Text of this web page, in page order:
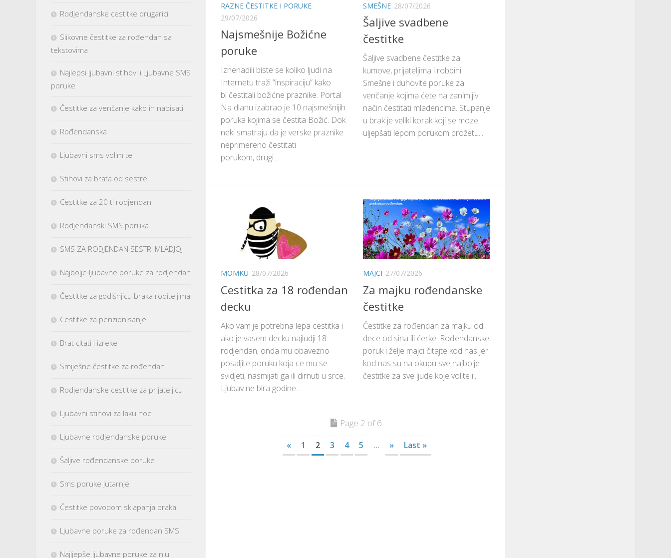
RAZNE ČESTITKE I PORUKE
29/07/2026
Najsmešnije Božićne
poruke
Iznenadili biste se koliko ljudi na
Internetu traži “inspiraciju” kako
bi čestitali božićne praznike. Portal
Na dlanu izabrao je 10 najsmešnijih
poruka kojima se čestita Božić. Dok
neki smatraju da je verske praznike
neprimereno čestitati
porukom, drugi...
SMEŠNE 28/07/2026
Šaljive svadbene
čestitke
Šaljive svadbene čestitke za
kumove, prijateljima i robbini.
Smešne i duhovite poruke za
venčanje kojima ćete na zanimljiv
način čestitati mladencima. Stupanje
u brak je veliki korak koji se moze
uljepšati lepom porukom prožetu...
MOMKU 28/07/2026
Cestitka za 18 rođendan
decku
Ako vam je potrebna lepa cestitka i
ako je vasem decku najludji 18
rodjendan, onda mu obavezno
posaljite poruku koja ce mu se
svidjeti, nasmijati ga ili dirnuti u srce.
Ljubav ne bira godine...
MAJCI 27/07/2026
Za majku rođendanske
čestitke
Čestitke za rođendan za majku od
dece od sina ili ćerke. Rođendanske
poruk i želje majci čitajte kod nas jer
kod nas su na okupu sve najbolje
čestitke za sve ljude koje volite i...
Page 2 of 6
« 1 2 3 4 5 ... » Last »
Rodjendanske cestitke drugarici
Slikovne čestitke za rođendan sa
tekstovima
Najlepsi ljubavni stihovi i Ljubavne SMS
poruke
Čestitke za venčanje kako ih napisati
Rođendanska
Ljubavni sms volim te
Stihovi za brata od sestre
Cestitke za 20 ti rodjendan
Rodjendanski SMS poruka
SMS ZA RODJENDAN SESTRI MLADJOJ
Najbolje ljubavne poruke za rodjendan
Čestitke za godišnjicu braka roditeljima
Cestitke za penzionisanje
Brat citati i izreke
Smiješne čestitke za rođendan
Rodjendanske cestitke za prijateljicu
Ljubavni stihovi za laku noc
Ljubavne rodjendanske poruke
Šaljive rođendanske poruke
Sms poruke jutarnje
Čestitke povodom sklapanja braka
Ljubavne poruke za rođendan SMS
Najljepše ljubavne poruke za nju